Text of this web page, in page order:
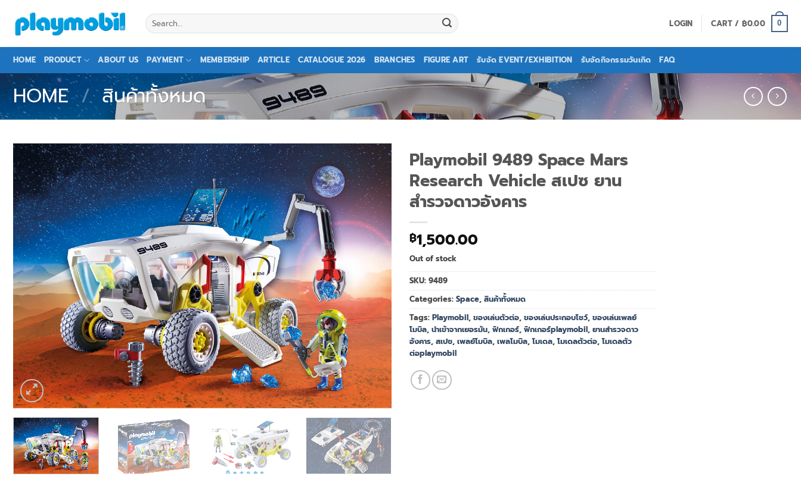
content
Search
for:
LOGIN CART / ฿0.00 0
HOME PRODUCT ABOUT US PAYMENT MEMBERSHIP ARTICLE CATALOGUE 2026 BRANCHES FIGURE ART รับจัด EVENT/EXHIBITION รับจัดกิจกรรมวันเกิด FAQ
HOME / สินค้าทั้งหมด
Playmobil 9489 Space Mars
Research Vehicle สเปซ ยาน
สำรวจดาวอังคาร
฿1,500.00
Out of stock
SKU: 9489
Categories: Space, สินค้าทั้งหมด
Tags: Playmobil, ของเล่นตัวต่อ, ของเล่นประกอบโชว์, ของเล่นเพลย์
โมบิล, นำเข้าจากเยอรมัน, ฟิกเกอร์, ฟิกเกอร์playmobil, ยานสำรวจดาว
อังคาร, สเปซ, เพลย์โมบิล, เพลโมบิล,โมเดล,โมเดลตัวต่อ,โมเดลตัว
ต่อplaymobil